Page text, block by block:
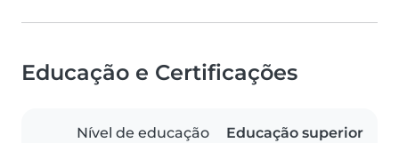
Educação e Certificações
Nível de educação Educação superior